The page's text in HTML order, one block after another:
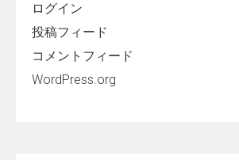
ログイン
投稿フィード
コメントフィード
WordPress.org